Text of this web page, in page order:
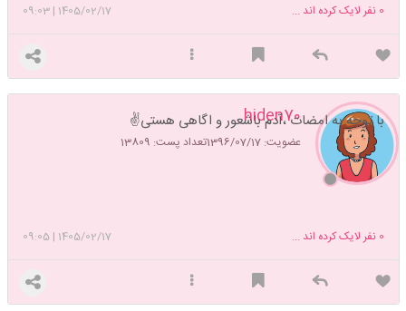
1405/02/17
|
09:03 0 نفر لایک کرده اند ...
hiden70
عضویت: 1396/07/17 تعداد پست: 13809
با توجه به امضات ،آدم باشعور و اگاهی هستی✌
1405/02/17
|
09:05 0 نفر لایک کرده اند ...